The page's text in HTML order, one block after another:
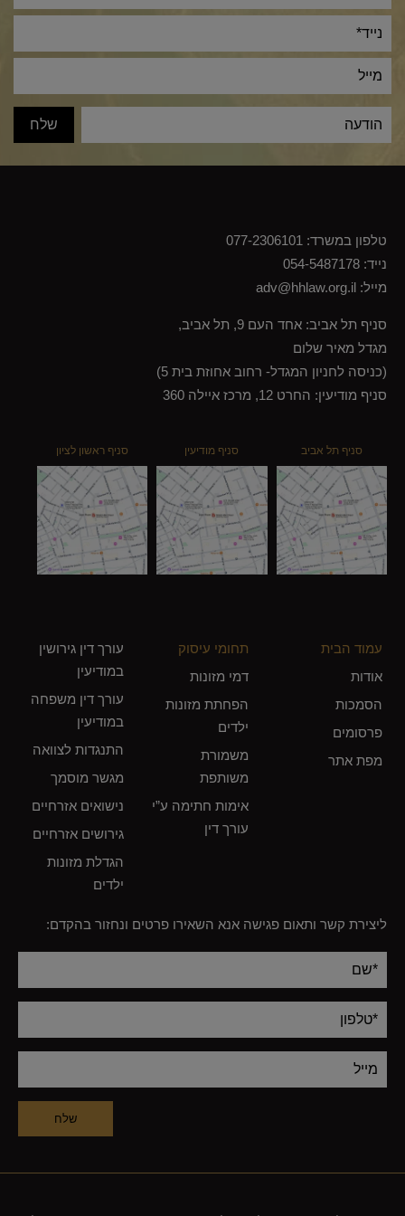
טלפון במשרד: 077-2306101
נייד: 054-5487178
מייל: adv@hhlaw.org.il
סניף תל אביב: אחד העם 9, תל אביב,
מגדל מאיר שלום
(כניסה לחניון המגדל- רחוב אחוזת בית 5)
סניף מודיעין: החרט 12, מרכז איילה 360
סניף תל אביב סניף מודיעין סניף ראשון לציון
עמוד הבית
אודות
הסמכות
פרסומים
מפת אתר
תחומי עיסוק
דמי מזונות
הפחתת מזונות
ילדים
משמורת
משותפת
אימות חתימה ע”י
עורך דין
עורך דין גירושין
במודיעין
עורך דין משפחה
במודיעין
התנגדות לצוואה
מגשר מוסמך
נישואים אזרחיים
גירושים אזרחיים
הגדלת מזונות
ילדים
ליצירת קשר ותאום פגישה אנא השאירו פרטים ונחזור בהקדם:
Alternative: